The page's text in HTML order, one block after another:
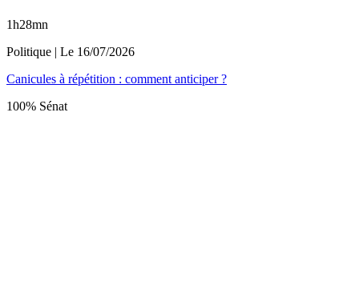
1h28mn
Politique | Le 16/07/2026
Canicules à répétition : comment anticiper ?
100% Sénat